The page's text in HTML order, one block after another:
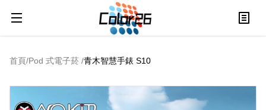
首頁/Pod 式電子菸 /青木智慧手錶 S10